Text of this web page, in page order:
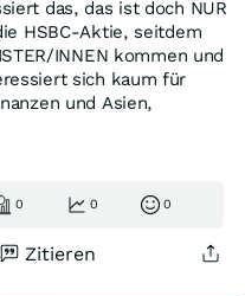
das, das ist doch NUR
HSBC-Aktie, seitdem
INNEN kommen und
sich kaum für
und Asien,
0 0 0
Zitieren